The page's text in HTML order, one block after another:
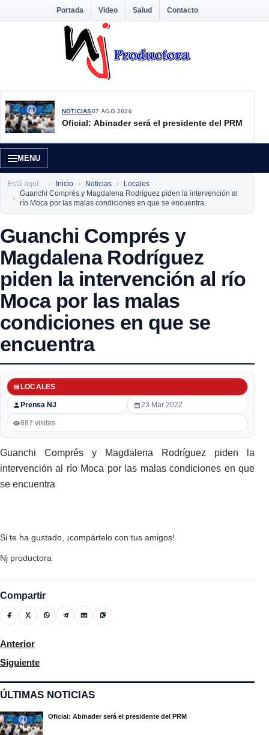
Portada Video Salud Contacto
NOTICIAS07 AGO 2026
Oficial: Abinader será el presidente del PRM
MENU
Está aquí: Inicio Noticias
Locales
Guanchi Comprés y Magdalena Rodríguez piden la intervención al
río Moca por las malas condiciones en que se encuentra
ÚLTIMAS NOTICIAS
Oficial: Abinader será el presidente del PRM
Guanchi Comprés y
Magdalena Rodríguez
piden la intervención al río
Moca por las malas
condiciones en que se
encuentra
Prensa NJ
LOCALES
23 Mar 2022
887 visitas
Guanchi Comprés y Magdalena Rodríguez piden la
intervención al río Moca por las malas condiciones en que
se encuentra
Si te ha gustado, ¡compártelo con tus amigos!
Nj productora
Compartir
Artículo anterior: Damián Morel, presidente de La ADP en
Anterior
Artículo siguiente: Senador Carlos Gómez y Comisión PRO-
Siguiente